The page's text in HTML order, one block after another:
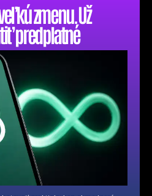
zmenu. Už
predplatné